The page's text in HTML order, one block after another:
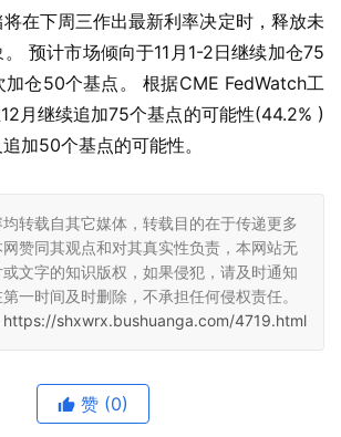
在下周三作出最新利率决定时，释放未
预计市场倾向于11月1-2日继续加仓75
加仓50个基点。 根据CME FedWatch工
月继续追加75个基点的可能性(44.2% )
加50个基点的可能性。
转载自其它媒体，转载目的在于传递更多
赞同其观点和对其真实性负责，本网站无
文字的知识版权，如果侵犯，请及时通知
一时间及时删除，不承担任何侵权责任。
https://shxwrx.bushuanga.com/4719.html
赞 (0)